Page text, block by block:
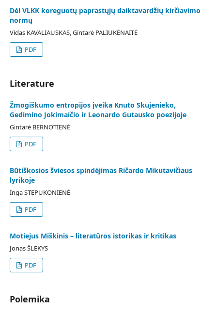
Dėl VLKK koreguotų paprastųjų daiktavardžių kirčiavimo
normų
Vidas KAVALIAUSKAS, Gintarė PALIUKĖNAITĖ
PDF
Literature
Žmogiškumo entropijos įveika Knuto Skujenieko,
Gedimino Jokimaičio ir Leonardo Gutausko poezijoje
Gintarė BERNOTIENĖ
PDF
Būtiškosios šviesos spindėjimas Ričardo Mikutavičiaus
lyrikoje
Inga STEPUKONIENĖ
PDF
Motiejus Miškinis – literatūros istorikas ir kritikas
Jonas ŠLEKYS
PDF
Polemika